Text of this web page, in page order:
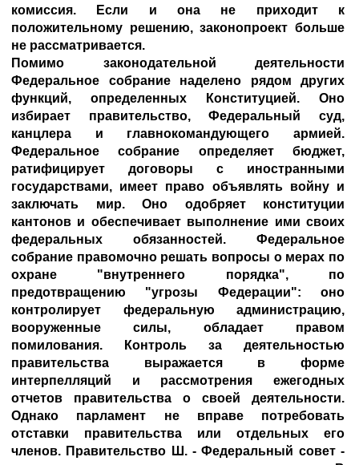
комиссия. Если и она не приходит к
положительному решению, законопроект больше
не рассматривается.
Помимо законодательной деятельности
Федеральное собрание наделено рядом других
функций, определенных Конституцией. Оно
избирает правительство, Федеральный суд,
канцлера и главнокомандующего армией.
Федеральное собрание определяет бюджет,
ратифицирует договоры с иностранными
государствами, имеет право объявлять войну и
заключать мир. Оно одобряет конституции
кантонов и обеспечивает выполнение ими своих
федеральных обязанностей. Федеральное
собрание правомочно решать вопросы о мерах по
охране "внутреннего порядка", по
предотвращению "угрозы Федерации": оно
контролирует федеральную администрацию,
вооруженные силы, обладает правом
помилования. Контроль за деятельностью
правительства выражается в форме
интерпелляций и рассмотрения ежегодных
отчетов правительства о своей деятельности.
Однако парламент не вправе потребовать
отставки правительства или отдельных его
членов. Правительство Ш. - Федеральный совет -